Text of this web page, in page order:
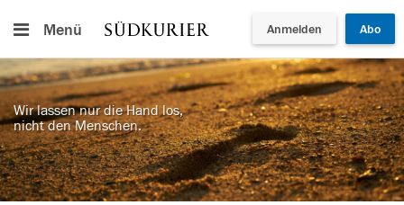
Menü Anmelden Abo
Wir lassen nur die Hand los,
nicht den Menschen.